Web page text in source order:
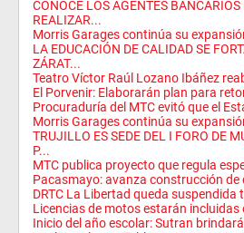
CONOCE LOS AGENTES BANCARIOS
REALIZAR...
Morris Garages continúa su
LA EDUCACIÓN DE CALIDAD SE
ZÁRAT...
Teatro Víctor Raúl Lozano Ibáñez
El Porvenir: Elaborarán plan para
Procuraduría del MTC evitó que el
Morris Garages continúa su
TRUJILLO ES SEDE DEL I FORO DE
P...
MTC publica proyecto que regula
Pacasmayo: avanza construcción de
DRTC La Libertad queda suspendida
Licencias de motos estarán incluidas
Inicio del año escolar: Sutran